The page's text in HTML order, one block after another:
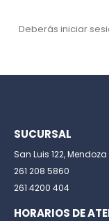
Deberás iniciar
SUCURSAL
San Luis 122, Mendoza
261 208 5860
261 4200 404
HORARIOS DE